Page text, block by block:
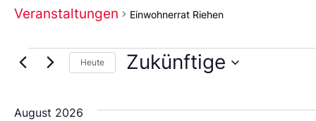
Veranstaltungen Einwohnerrat Riehen
Heute Zukünftige
das
August 2026